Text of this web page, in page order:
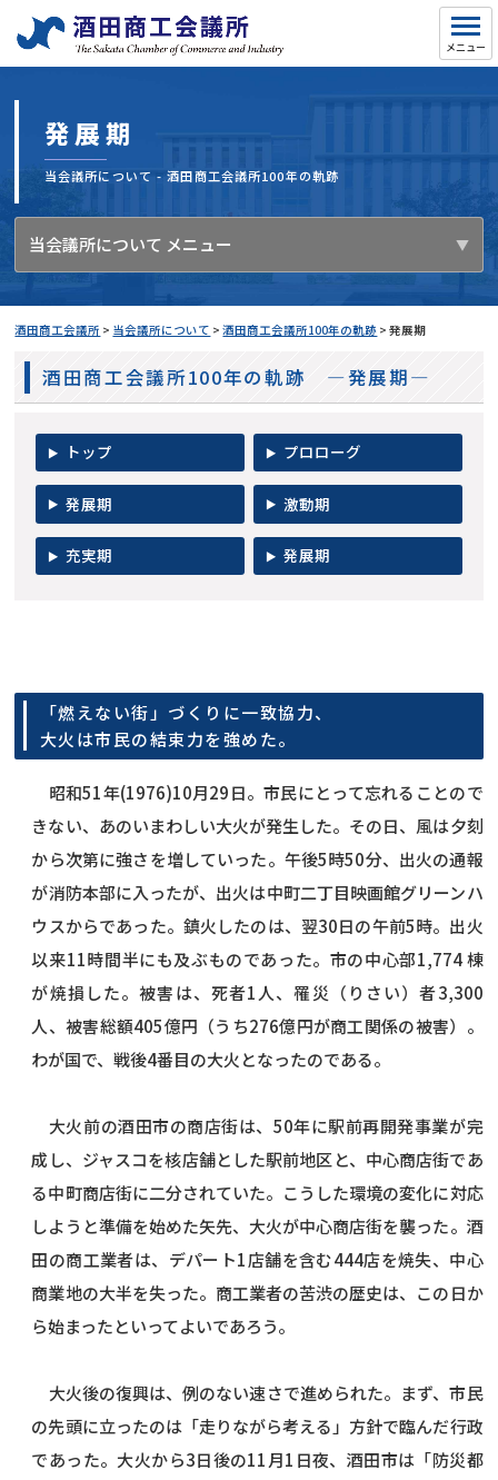
発展期
当会議所について - 酒田商工会議所100年の軌跡
当会議所について メニュー
酒田商工会議所 > 当会議所について >酒田商工会議所100年の軌跡 >発展期
酒田商工会議所100年の軌跡 ―発展期―
トップ プロローグ
発展期 激動期
充実期 発展期
「燃えない街」づくりに一致協力、
大火は市民の結束力を強めた。
昭和51年(1976)10月29日。市民にとって忘れることので
きない、あのいまわしい大火が発生した。その日、風は夕刻
から次第に強さを増していった。午後5時50分、出火の通報
が消防本部に入ったが、出火は中町二丁目映画館グリーンハ
ウスからであった。鎮火したのは、翌30日の午前5時。出火
以来11時間半にも及ぶものであった。市の中心部1,774 棟
が焼損した。被害は、死者1人、罹災（りさい）者3,300
人、被害総額405億円（うち276億円が商工関係の被害）。
わが国で、戦後4番目の大火となったのである。
大火前の酒田市の商店街は、50年に駅前再開発事業が完
成し、ジャスコを核店舗とした駅前地区と、中心商店街であ
る中町商店街に二分されていた。こうした環境の変化に対応
しようと準備を始めた矢先、大火が中心商店街を襲った。酒
田の商工業者は、デパート1店舗を含む444店を焼失、中心
商業地の大半を失った。商工業者の苦渋の歴史は、この日か
ら始まったといってよいであろう。
大火後の復興は、例のない速さで進められた。まず、市民
の先頭に立ったのは「走りながら考える」方針で臨んだ行政
であった。大火から3日後の11月1日夜、酒田市は「防災都